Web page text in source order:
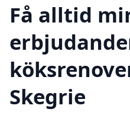
Få alltid
Skegrie